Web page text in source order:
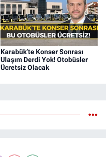
Karabük’te Konser Sonrası
Ulaşım Derdi Yok! Otobüsler
Ücretsiz Olacak